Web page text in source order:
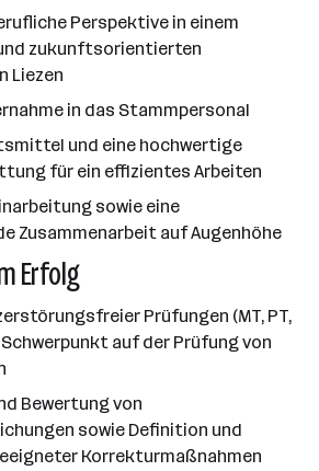
Perspektive in einem
zukunftsorientierten
Liezen
in das Stammpersonal
und eine hochwertige
für ein effizientes Arbeiten
sowie eine
Zusammenarbeit auf Augenhöhe
Erfolg
Prüfungen (MT, PT,
Schwerpunkt auf der Prüfung von
Bewertung von
sowie Definition und
Korrekturmaßnahmen